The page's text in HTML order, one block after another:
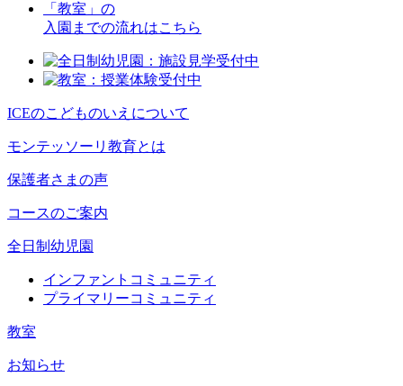
「教室」 の
入園までの流れはこちら
ICEのこどものいえについて
モンテッソーリ教育とは
保護者さまの声
コースのご案内
全日制幼児園
インファントコミュニティ
プライマリーコミュニティ
教室
お知らせ